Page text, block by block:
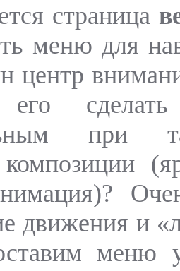
страница
меню для
при
композиции
движения и
меню